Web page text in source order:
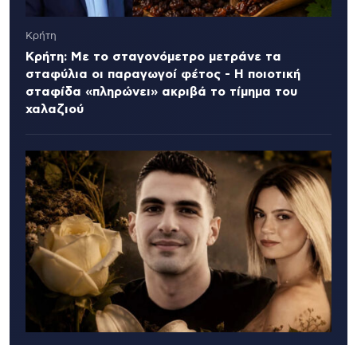
Κρήτη
Κρήτη: Με το σταγονόμετρο μετράνε τα
σταφύλια οι παραγωγοί φέτος - Η ποιοτική
σταφίδα «πληρώνει» ακριβά το τίμημα του
χαλαζιού